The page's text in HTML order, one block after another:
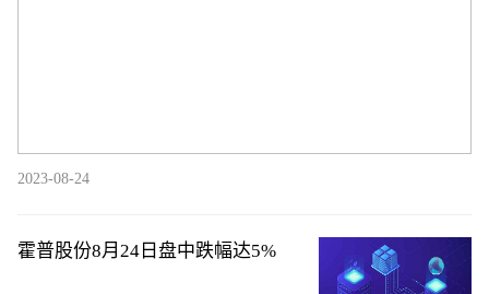
2023-08-24
霍普股份8月24日盘中跌幅达5%